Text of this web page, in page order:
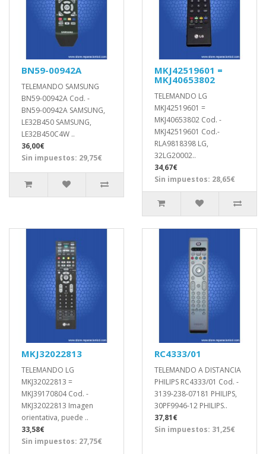
BN59-00942A
TELEMANDO SAMSUNG
BN59-00942A Cod. -
BN59-00942A SAMSUNG,
LE32B450 SAMSUNG,
LE32B450C4W ..
36,00€
Sin impuestos: 29,75€
MKJ42519601 =
MKJ40653802
TELEMANDO LG
MKJ42519601 =
MKJ40653802 Cod. -
MKJ42519601 Cod.-
RLA9818398 LG,
32LG20002..
34,67€
Sin impuestos: 28,65€
MKJ32022813
TELEMANDO LG
MKJ32022813 =
MKJ39170804 Cod. -
MKJ32022813 Imagen
orientativa, puede ..
33,58€
Sin impuestos: 27,75€
RC4333/01
TELEMANDO A DISTANCIA
PHILIPS RC4333/01 Cod. -
3139-238-07181 PHILIPS,
30PF9946-12 PHILIPS..
37,81€
Sin impuestos: 31,25€